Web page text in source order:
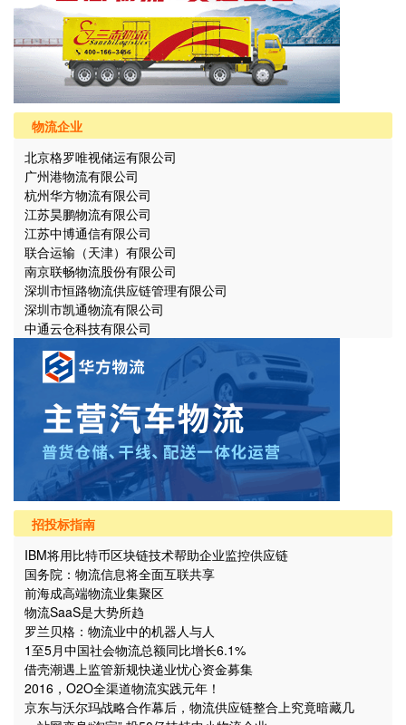
物流企业
北京格罗唯视储运有限公司
广州港物流有限公司
杭州华方物流有限公司
江苏昊鹏物流有限公司
江苏中博通信有限公司
联合运输（天津）有限公司
南京联畅物流股份有限公司
深圳市恒路物流供应链管理有限公司
深圳市凯通物流有限公司
中通云仓科技有限公司
招投标指南
IBM将用比特币区块链技术帮助企业监控供应链
国务院：物流信息将全面互联共享
前海成高端物流业集聚区
物流SaaS是大势所趋
罗兰贝格：物流业中的机器人与人
1至5月中国社会物流总额同比增长6.1%
借壳潮遇上监管新规快递业忧心资金募集
2016，O2O全渠道物流实践元年！
京东与沃尔玛战略合作幕后，物流供应链整合上究竟暗藏几